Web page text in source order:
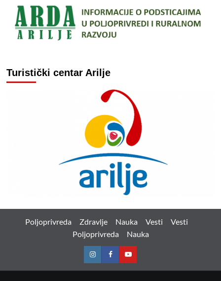
Turistički centar Arilje
Poljoprivreda Zdravlje Nauka Vesti
Vesti
Poljoprivreda
Nauka
InstagramFacebookYoutube